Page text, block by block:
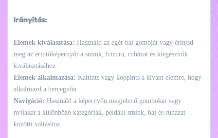
Irányítás:
Elemek kiválasztása: Használd az egér bal gombját vagy érintsd
meg az érintőképernyőt a smink, frizura, ruházat és kiegészítők
kiválasztásához.
Elemek alkalmazása: Kattints vagy koppints a kívánt elemre, hogy
alkalmazd a hercegnőn.
Navigáció: Használd a képernyőn megjelenő gombokat vagy
nyilakat a különböző kategóriák, például smink, haj és ruházat
közötti váltáshoz.